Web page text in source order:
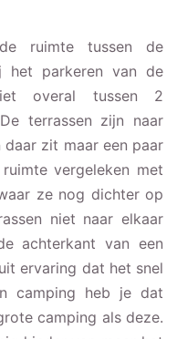
ruimte tussen de
het parkeren van de
overal tussen 2
terrassen zijn naar
zit maar een paar
vergeleken met
ze nog dichter op
niet naar elkaar
achterkant van een
ervaring dat het snel
camping heb je dat
camping als deze.